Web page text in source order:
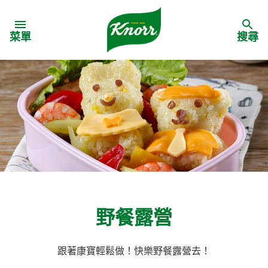
菜單 搜尋
野餐露營
跟著康寶輕鬆做！快樂野餐露營去！